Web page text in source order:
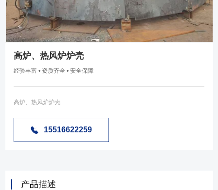
联系我们
ENGLISH
高炉、热风炉炉壳
经验丰富 • 资质齐全 • 安全保障
高炉、热风炉炉壳
15516622259
产品描述